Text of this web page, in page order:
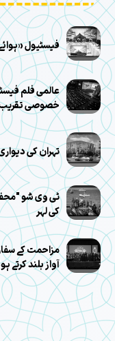
فیسٹیول
خصوصی
تہران کی
ٹی وی شو
کی لہر
مزاحمت کے
آواز بلند کرتے